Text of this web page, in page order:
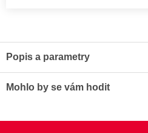
Popis a parametry
Mohlo by se vám hodit